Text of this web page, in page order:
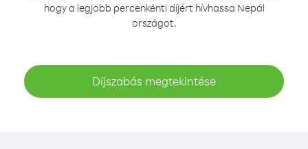
hogy a legjobb percenkénti díjért hívhassa Nepál
országot.
Díjszabás megtekintése